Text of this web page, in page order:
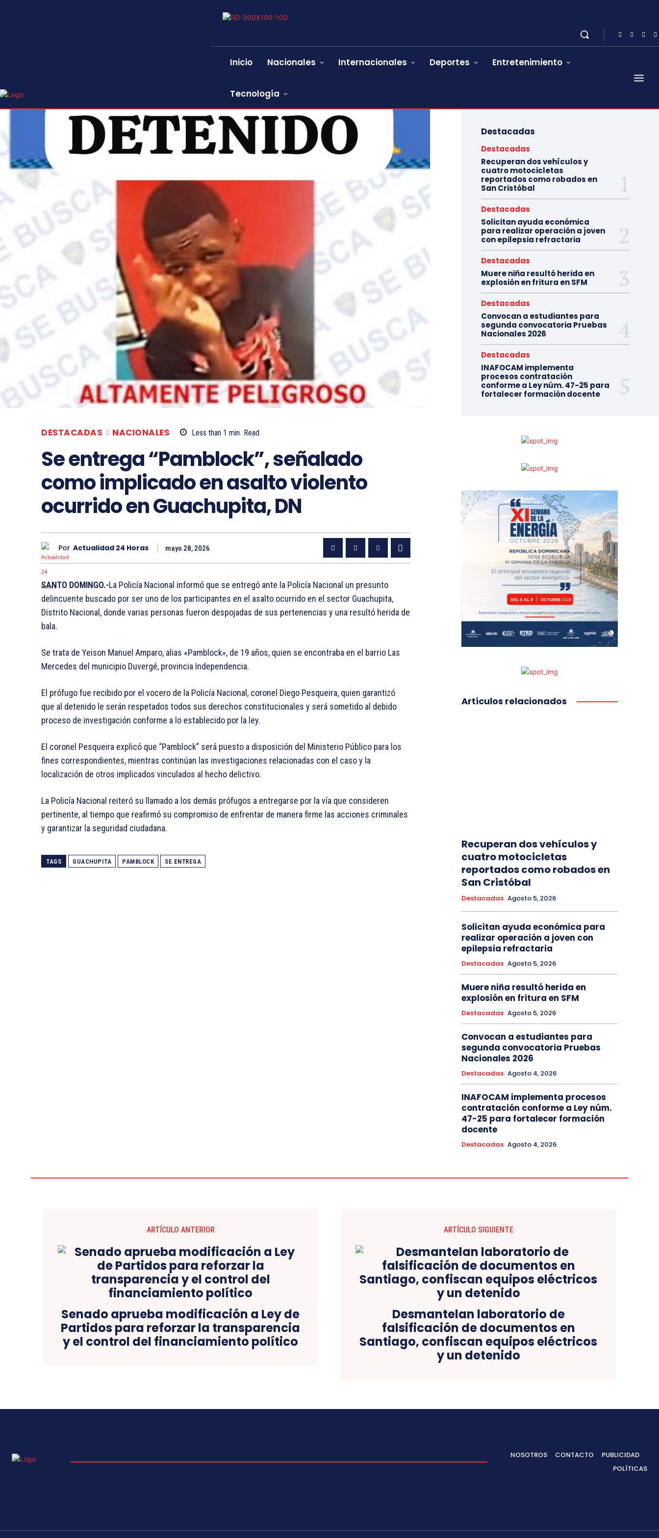
Inicio Nacionales Internacionales Deportes Entretenimiento
Tecnología
DESTACADAS NACIONALES Less than 1 min. Read
Se entrega “Pamblock”, señalado
como implicado en asalto violento
ocurrido en Guachupita, DN
Por Actualidad 24 Horas mayo 28, 2026
SANTO DOMINGO.-La Policía Nacional informó que se entregó ante la Policía Nacional un presunto
delincuente buscado por ser uno de los participantes en el asalto ocurrido en el sector Guachupita,
Distrito Nacional, donde varias personas fueron despojadas de sus pertenencias y una resultó herida de
bala.
Se trata de Yeison Manuel Amparo, alias «Pamblock», de 19 años, quien se encontraba en el barrio Las
Mercedes del municipio Duvergé, provincia Independencia.
El prófugo fue recibido por el vocero de la Policía Nacional, coronel Diego Pesqueira, quien garantizó
que al detenido le serán respetados todos sus derechos constitucionales y será sometido al debido
proceso de investigación conforme a lo establecido por la ley.
El coronel Pesqueira explicó que “Pamblock” será puesto a disposición del Ministerio Público para los
fines correspondientes, mientras continúan las investigaciones relacionadas con el caso y la
localización de otros implicados vinculados al hecho delictivo.
La Policía Nacional reiteró su llamado a los demás prófugos a entregarse por la vía que consideren
pertinente, al tiempo que reafirmó su compromiso de enfrentar de manera firme las acciones criminales
y garantizar la seguridad ciudadana.
TAGS GUACHUPITA PAMBLOCK SE ENTREGA
Destacadas
Destacadas
Recuperan dos vehículos y
cuatro motocicletas
reportados como robados en
San Cristóbal
Destacadas
Solicitan ayuda económica
para realizar operación a joven
con epilepsia refractaria
Destacadas
Muere niña resultó herida en
explosión en fritura en SFM
Destacadas
Convocan a estudiantes para
segunda convocatoria Pruebas
Nacionales 2026
Destacadas
INAFOCAM implementa
procesos contratación
conforme a Ley núm. 47-25 para
fortalecer formación docente
Artículos relacionados
Recuperan dos vehículos y
cuatro motocicletas
reportados como robados en
San Cristóbal
Destacadas Agosto 5, 2026
Solicitan ayuda económica para
realizar operación a joven con
epilepsia refractaria
Destacadas Agosto 5, 2026
Muere niña resultó herida en
explosión en fritura en SFM
Destacadas Agosto 5, 2026
Convocan a estudiantes para
segunda convocatoria Pruebas
Nacionales 2026
Destacadas Agosto 4, 2026
INAFOCAM implementa procesos
contratación conforme a Ley núm.
47-25 para fortalecer formación
docente
Destacadas Agosto 4, 2026
ARTÍCULO ANTERIOR
Senado aprueba modificación a Ley de
Partidos para reforzar la transparencia
y el control del financiamiento político
ARTÍCULO SIGUIENTE
Desmantelan laboratorio de
falsificación de documentos en
Santiago, confiscan equipos eléctricos
y un detenido
NOSOTROS CONTACTO
PUBLICIDAD
POLÍTICAS